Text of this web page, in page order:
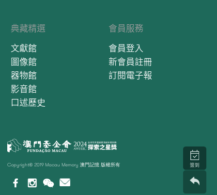
典藏精選
文獻館
圖像館
器物館
影音館
口述歷史
會員服務
會員登入
新會員註冊
訂閱電子報
Copyright© 2019 Macau Memory 澳門記憶 版權所有 簽到